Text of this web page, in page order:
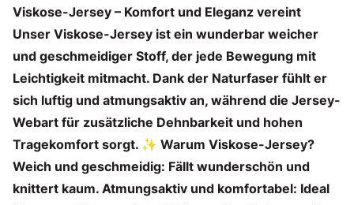
Viskose-Jersey – Komfort und Eleganz vereint
Unser Viskose-Jersey ist ein wunderbar weicher
und geschmeidiger Stoff, der jede Bewegung mit
Leichtigkeit mitmacht. Dank der Naturfaser fühlt er
sich luftig und atmungsaktiv an, während die Jersey-
Webart für zusätzliche Dehnbarkeit und hohen
Tragekomfort sorgt. ✨ Warum Viskose-Jersey?
Weich und geschmeidig: Fällt wunderschön und
knittert kaum. Atmungsaktiv und komfortabel: Ideal